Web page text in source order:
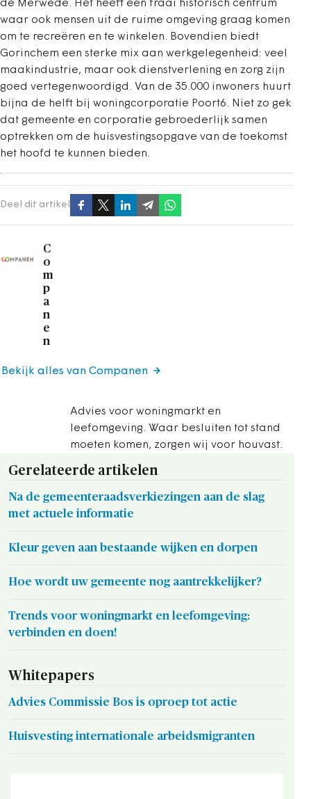
de Merwede. Het heeft een fraai historisch centrum
waar ook mensen uit de ruime omgeving graag komen
om te recreëren en te winkelen. Bovendien biedt
Gorinchem een sterke mix aan werkgelegenheid: veel
maakindustrie, maar ook dienstverlening en zorg zijn
goed vertegenwoordigd. Van de 35.000 inwoners huurt
bijna de helft bij woningcorporatie Poort6. Niet zo gek
dat gemeente en corporatie gebroederlijk samen
optrekken om de huisvestingsopgave van de toekomst
het hoofd te kunnen bieden.
Deel dit artikel
C
o
m
p
a
n
e
n
Advies voor woningmarkt en
leefomgeving. Waar besluiten tot stand
moeten komen, zorgen wij voor houvast.
Bekijk alles van Companen
Gerelateerde artikelen
Na de gemeenteraadsverkiezingen aan de slag
met actuele informatie
Kleur geven aan bestaande wijken en dorpen
Hoe wordt uw gemeente nog aantrekkelijker?
Trends voor woningmarkt en leefomgeving:
verbinden en doen!
Whitepapers
Advies Commissie Bos is oproep tot actie
Huisvesting internationale arbeidsmigranten